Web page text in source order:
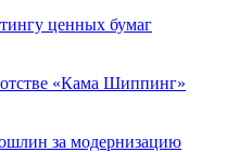
ценных бумаг
«Кама Шиппинг»
за модернизацию